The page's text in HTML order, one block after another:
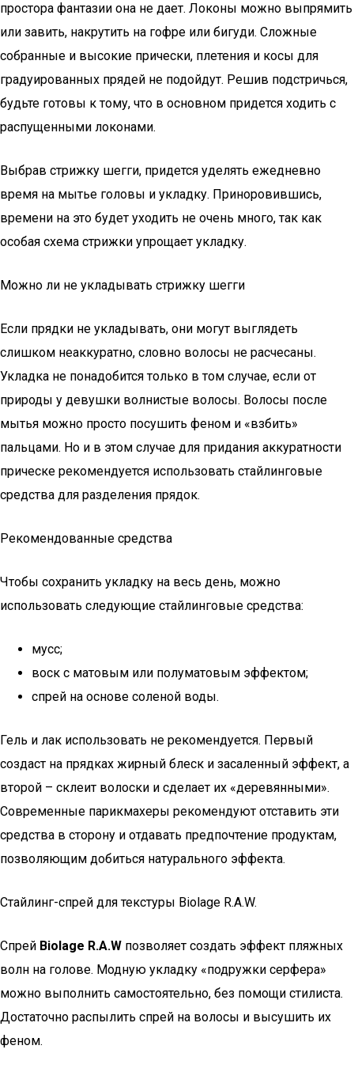
простора фантазии она не дает. Локоны можно выпрямить
или завить, накрутить на гофре или бигуди. Сложные
собранные и высокие прически, плетения и косы для
градуированных прядей не подойдут. Решив подстричься,
будьте готовы к тому, что в основном придется ходить с
распущенными локонами.
Выбрав стрижку шегги, придется уделять ежедневно
время на мытье головы и укладку. Приноровившись,
времени на это будет уходить не очень много, так как
особая схема стрижки упрощает укладку.
Можно ли не укладывать стрижку шегги
Если прядки не укладывать, они могут выглядеть
слишком неаккуратно, словно волосы не расчесаны.
Укладка не понадобится только в том случае, если от
природы у девушки волнистые волосы. Волосы после
мытья можно просто посушить феном и «взбить»
пальцами. Но и в этом случае для придания аккуратности
прическе рекомендуется использовать стайлинговые
средства для разделения прядок.
Рекомендованные средства
Чтобы сохранить укладку на весь день, можно
использовать следующие стайлинговые средства:
мусс;
воск с матовым или полуматовым эффектом;
спрей на основе соленой воды.
Гель и лак использовать не рекомендуется. Первый
создаст на прядках жирный блеск и засаленный эффект, а
второй – склеит волоски и сделает их «деревянными».
Современные парикмахеры рекомендуют отставить эти
средства в сторону и отдавать предпочтение продуктам,
позволяющим добиться натурального эффекта.
Стайлинг-спрей для текстуры Biolage R.A.W.
Спрей Biolage R.A.W позволяет создать эффект пляжных
волн на голове. Модную укладку «подружки серфера»
можно выполнить самостоятельно, без помощи стилиста.
Достаточно распылить спрей на волосы и высушить их
феном.